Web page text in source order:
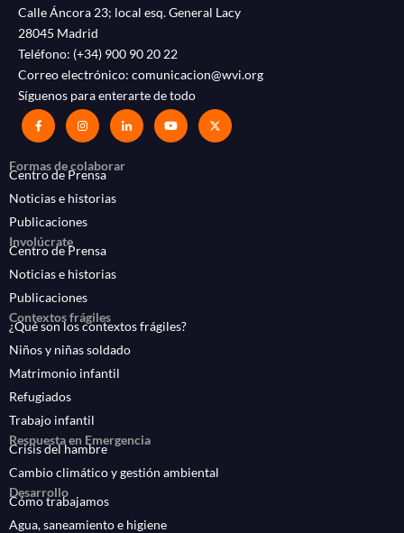
Calle Áncora 23; local esq. General Lacy
28045 Madrid
Teléfono: (+34) 900 90 20 22
Correo electrónico: comunicacion@wvi.org
Síguenos para enterarte de todo
Formas de colaborar
Centro de Prensa
Noticias e historias
Publicaciones
Involúcrate
Centro de Prensa
Noticias e historias
Publicaciones
Contextos frágiles
¿Qué son los contextos frágiles?
Niños y niñas soldado
Matrimonio infantil
Refugiados
Trabajo infantil
Respuesta en Emergencia
Crisis del hambre
Cambio climático y gestión ambiental
Desarrollo
Cómo trabajamos
Agua, saneamiento e higiene